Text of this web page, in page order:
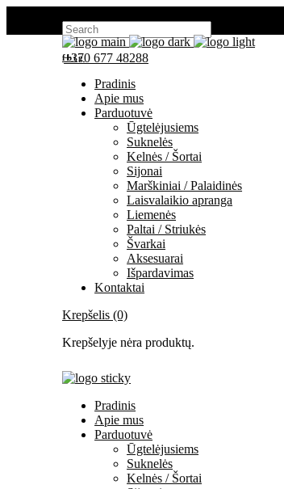
+370 677 48288
fbig
Pradinis
Apie mus
Parduotuvė
Ūgtelėjusiems
Suknelės
Kelnės / Šortai
Sijonai
Marškiniai / Palaidinės
Laisvalaikio apranga
Liemenės
Paltai / Striukės
Švarkai
Aksesuarai
Išpardavimas
Kontaktai
Krepšelis (0)
Krepšelyje nėra produktų.
Pradinis
Apie mus
Parduotuvė
Ūgtelėjusiems
Suknelės
Kelnės / Šortai